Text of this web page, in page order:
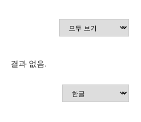
결과 없음.